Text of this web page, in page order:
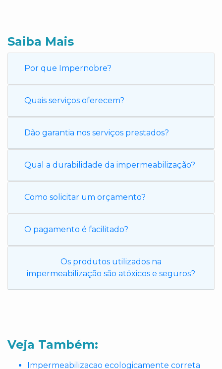
Saiba Mais
Por que Impernobre?
Quais serviços oferecem?
Dão garantia nos serviços prestados?
Qual a durabilidade da impermeabilização?
Como solicitar um orçamento?
O pagamento é facilitado?
Os produtos utilizados na
impermeabilização são atóxicos e seguros?
Veja Também:
Impermeabilizacao ecologicamente correta